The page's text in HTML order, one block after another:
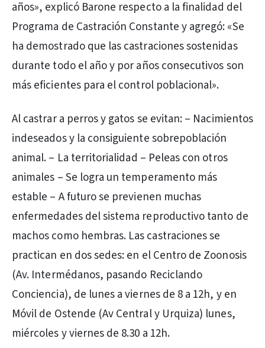
años», explicó Barone respecto a la finalidad del
Programa de Castración Constante y agregó: «Se
ha demostrado que las castraciones sostenidas
durante todo el año y por años consecutivos son
más eficientes para el control poblacional».
Al castrar a perros y gatos se evitan: – Nacimientos
indeseados y la consiguiente sobrepoblación
animal. – La territorialidad – Peleas con otros
animales – Se logra un temperamento más
estable – A futuro se previenen muchas
enfermedades del sistema reproductivo tanto de
machos como hembras. Las castraciones se
practican en dos sedes: en el Centro de Zoonosis
(Av. Intermédanos, pasando Reciclando
Conciencia), de lunes a viernes de 8 a 12h, y en
Móvil de Ostende (Av Central y Urquiza) lunes,
miércoles y viernes de 8.30 a 12h.